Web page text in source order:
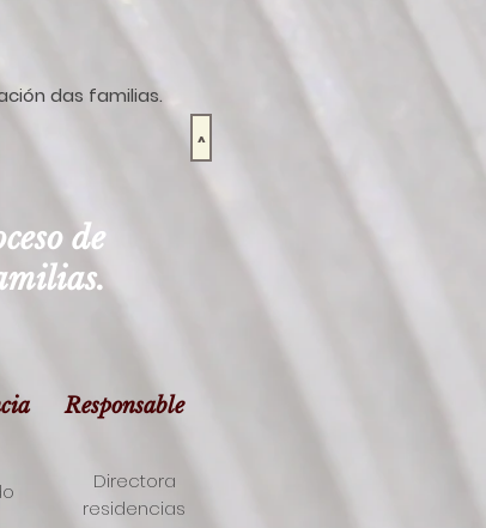
das familias.
>
de
Responsable
Directora
residencias